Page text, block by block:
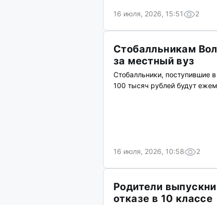
16 июля, 2026, 15:51 2
Стобалльникам
за местный вуз
Стобалльники, поступившие
100 тысяч рублей будут
16 июля, 2026, 10:58 2
Родители
отказе в 10 классе